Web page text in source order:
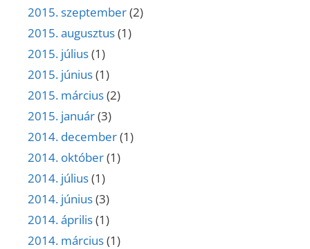
2015. szeptember(2)
2015. augusztus(1)
2015. július(1)
2015. június(1)
2015. március(2)
2015. január(3)
2014. december(1)
2014. október(1)
2014. július(1)
2014. június(3)
2014. április(1)
2014. március(1)